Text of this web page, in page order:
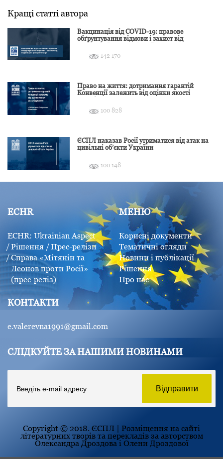
Кращі статті автора
Вакцинація від COVID-19: правове
обґрунтування відмови і захист від
142 170
Право на життя: дотримання гарантій
Конвенції залежить від оцінки якості
100 828
ЄСПЛ наказав Росії утриматися від атак на
цивільні об’єкти України
100 148
ECHR
ECHR: Ukrainian Aspect
Рішення
Прес-релізи
Справа «Мітянін та
Леонов проти Росії»
(прес-реліз)
МЕНЮ
Корисні документи
Тематичні огляди
Новини і публікації
Рішення
Про нас
КОНТАКТИ
e.valerevna1991@gmail.com
СЛІДКУЙТЕ ЗА НАШИМИ НОВИНАМИ
Copyright © 2018. ЄСПЛ | Розміщення на сайті
літературних творів та перекладів за авторством
Олександра Дроздова і Олени Дроздової